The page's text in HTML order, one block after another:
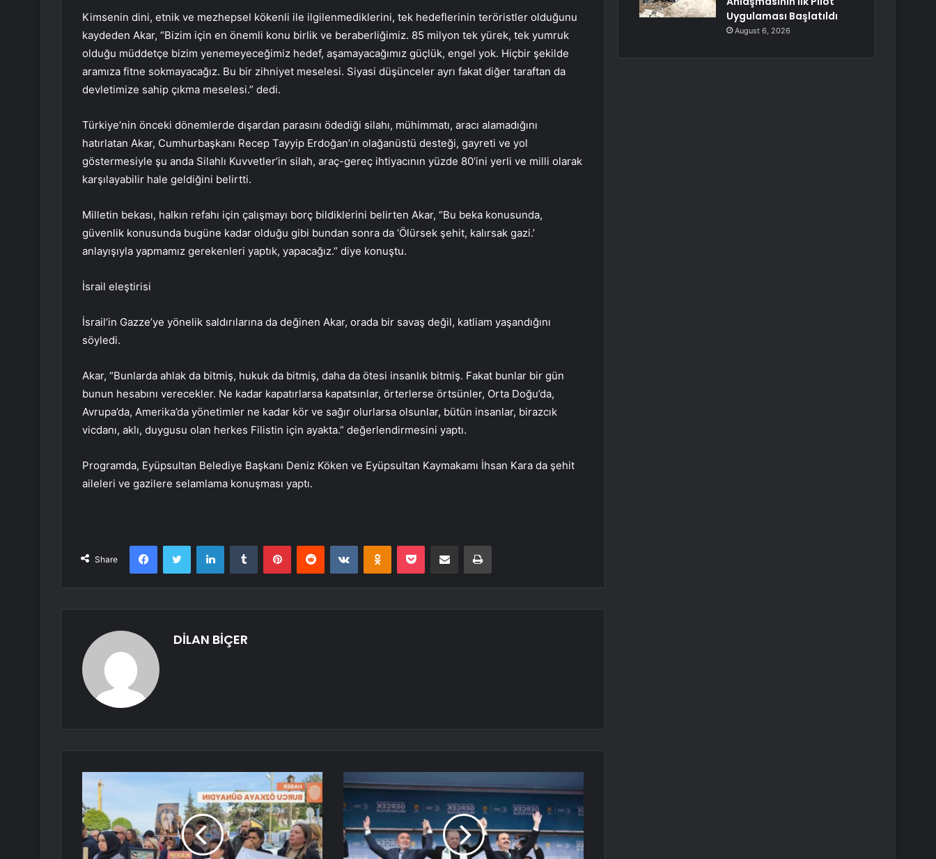
Kimsenin dini, etnik ve mezhepsel kökenli ile ilgilenmediklerini, tek hedeflerinin teröristler olduğunu
kaydeden Akar, “Bizim için en önemli konu birlik ve beraberliğimiz. 85 milyon tek yürek, tek yumruk
olduğu müddetçe bizim yenemeyeceğimiz hedef, aşamayacağımız güçlük, engel yok. Hiçbir şekilde
aramıza fitne sokmayacağız. Bu bir zihniyet meselesi. Siyasi düşünceler ayrı fakat diğer taraftan da
devletimize sahip çıkma meselesi.” dedi.
Türkiye’nin önceki dönemlerde dışardan parasını ödediği silahı, mühimmatı, aracı alamadığını
hatırlatan Akar, Cumhurbaşkanı Recep Tayyip Erdoğan’ın olağanüstü desteği, gayreti ve yol
göstermesiyle şu anda Silahlı Kuvvetler’in silah, araç-gereç ihtiyacının yüzde 80’ini yerli ve milli olarak
karşılayabilir hale geldiğini belirtti.
Milletin bekası, halkın refahı için çalışmayı borç bildiklerini belirten Akar, “Bu beka konusunda,
güvenlik konusunda bugüne kadar olduğu gibi bundan sonra da ‘Ölürsek şehit, kalırsak gazi.’
anlayışıyla yapmamız gerekenleri yaptık, yapacağız.” diye konuştu.
İsrail eleştirisi
İsrail’in Gazze’ye yönelik saldırılarına da değinen Akar, orada bir savaş değil, katliam yaşandığını
söyledi.
Akar, “Bunlarda ahlak da bitmiş, hukuk da bitmiş, daha da ötesi insanlık bitmiş. Fakat bunlar bir gün
bunun hesabını verecekler. Ne kadar kapatırlarsa kapatsınlar, örterlerse örtsünler, Orta Doğu’da,
Avrupa’da, Amerika’da yönetimler ne kadar kör ve sağır olurlarsa olsunlar, bütün insanlar, birazcık
vicdanı, aklı, duygusu olan herkes Filistin için ayakta.” değerlendirmesini yaptı.
Programda, Eyüpsultan Belediye Başkanı Deniz Köken ve Eyüpsultan Kaymakamı İhsan Kara da şehit
aileleri ve gazilere selamlama konuşması yaptı.
Share
FacebookTwitter LinkedInTumblr PinterestReddit VKontakteOdnoklassniki
Pocket Share via Email Print
DİLAN BİÇER
Uygulaması Başlatıldı
August 6, 2026